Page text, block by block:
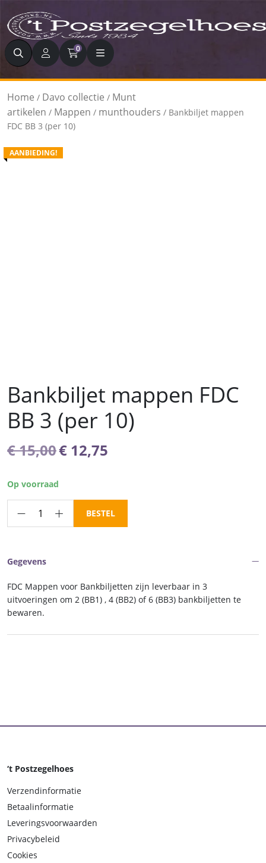
Zoeken 0
Home / Davo collectie / Munt
artikelen / Mappen / munthouders / Bankbiljet mappen
FDC BB 3 (per 10)
AANBIEDING!
Bankbiljet mappen FDC
BB 3 (per 10)
€15,00Oorspronkelijke
€ 15,00.
€ 12,75
€ 12,75.
Op voorraad
Bankbiljet
mappen
(per
10)
aantal
BESTEL
Gegevens
FDC Mappen voor Bankbiljetten zijn leverbaar in 3
uitvoeringen om 2 (BB1) , 4 (BB2) of 6 (BB3) bankbiljetten te
bewaren.
‘t Postzegelhoes
Verzendinformatie
Betaalinformatie
Leveringsvoorwaarden
Privacybeleid
Cookies